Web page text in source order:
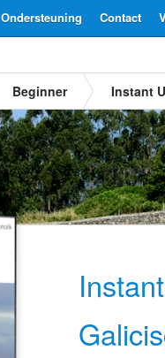
Contact
Ondersteuning
Beginner Instant